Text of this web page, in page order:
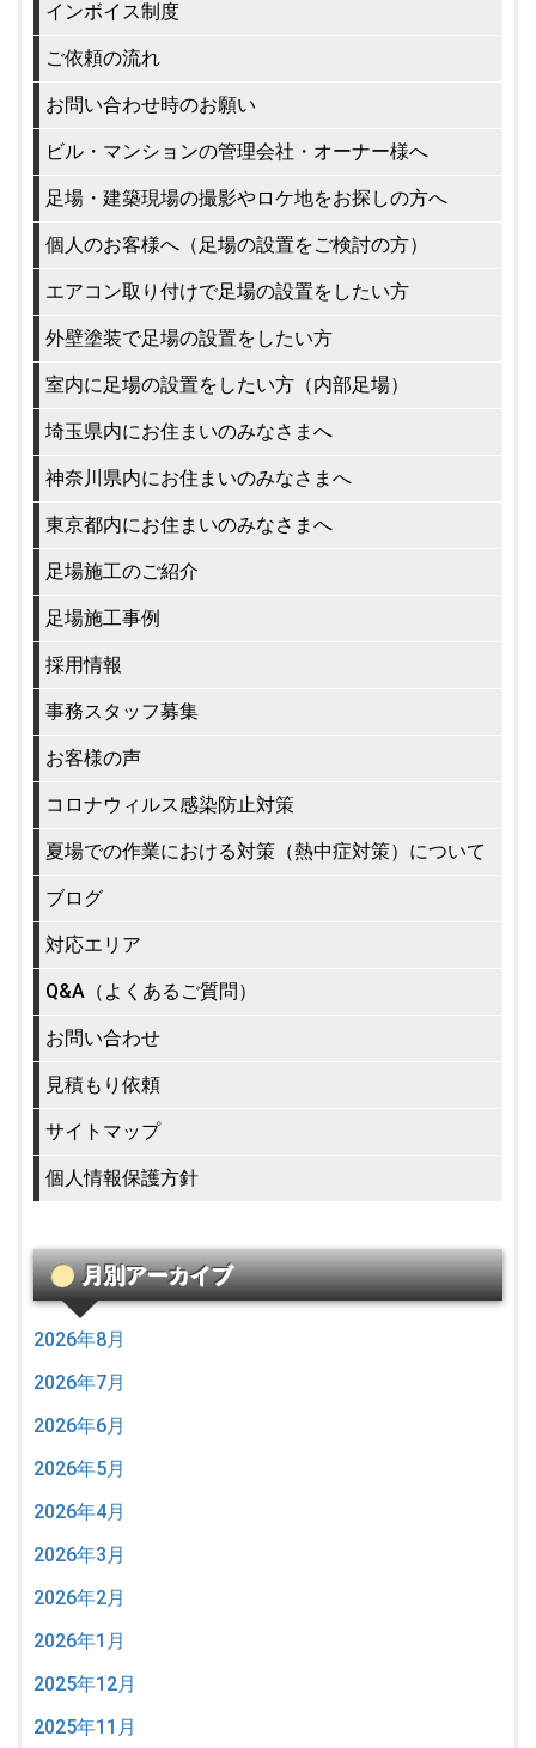
インボイス制度
ご依頼の流れ
お問い合わせ時のお願い
ビル・マンションの管理会社・オーナー様へ
足場・建築現場の撮影やロケ地をお探しの方へ
個人のお客様へ（足場の設置をご検討の方）
エアコン取り付けで足場の設置をしたい方
外壁塗装で足場の設置をしたい方
室内に足場の設置をしたい方（内部足場）
埼玉県内にお住まいのみなさまへ
神奈川県内にお住まいのみなさまへ
東京都内にお住まいのみなさまへ
足場施工のご紹介
足場施工事例
採用情報
事務スタッフ募集
お客様の声
コロナウィルス感染防止対策
夏場での作業における対策（熱中症対策）について
ブログ
対応エリア
Q&A（よくあるご質問）
お問い合わせ
見積もり依頼
サイトマップ
個人情報保護方針
月別アーカイブ
2026年8月
2026年7月
2026年6月
2026年5月
2026年4月
2026年3月
2026年2月
2026年1月
2025年12月
2025年11月